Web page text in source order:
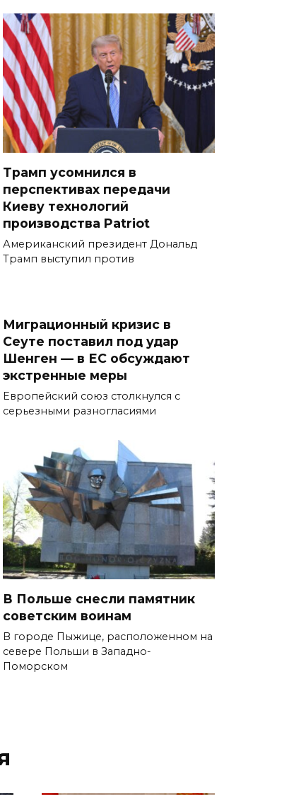
Трамп усомнился в
перспективах передачи
Киеву технологий
производства Patriot
Американский президент Дональд
Трамп выступил против
Миграционный кризис в
Сеуте поставил под удар
Шенген — в ЕС обсуждают
экстренные меры
Европейский союз столкнулся с
серьезными разногласиями
В Польше снесли памятник
советским воинам
В городе Пыжице, расположенном на
севере Польши в Западно-
Поморском